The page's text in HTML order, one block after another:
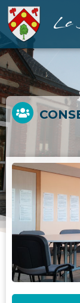
Le